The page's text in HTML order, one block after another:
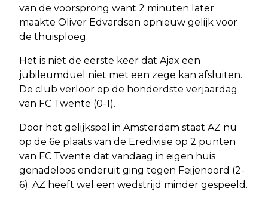
van de voorsprong want 2 minuten later
maakte Oliver Edvardsen opnieuw gelijk voor
de thuisploeg.
Het is niet de eerste keer dat Ajax een
jubileumduel niet met een zege kan afsluiten.
De club verloor op de honderdste verjaardag
van FC Twente (0-1).
Door het gelijkspel in Amsterdam staat AZ nu
op de 6e plaats van de Eredivisie op 2 punten
van FC Twente dat vandaag in eigen huis
genadeloos onderuit ging tegen Feijenoord (2-
6). AZ heeft wel een wedstrijd minder gespeeld.